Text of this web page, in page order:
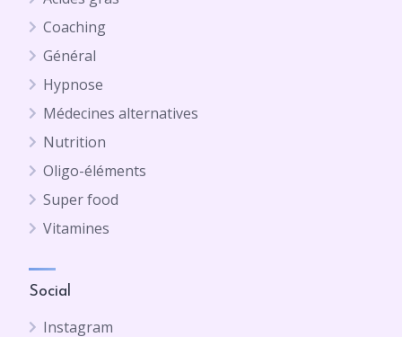
Coaching
Général
Hypnose
Médecines alternatives
Nutrition
Oligo-éléments
Super food
Vitamines
Social
Instagram